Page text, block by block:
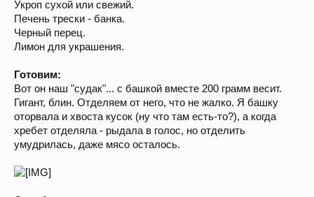
Укроп сухой или свежий.
Печень трески - банка.
Черный перец.
Лимон для украшения.
Готовим:
Вот он наш "судак"... с башкой вместе 200 грамм весит.
Гигант, блин. Отделяем от него, что не жалко. Я башку
оторвала и хвоста кусок (ну что там есть-то?), а когда
хребет отделяла - рыдала в голос, но отделить
умудрилась, даже мясо осталось.